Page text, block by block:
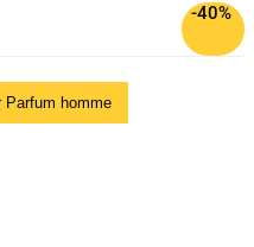
-40%
Parfum homme